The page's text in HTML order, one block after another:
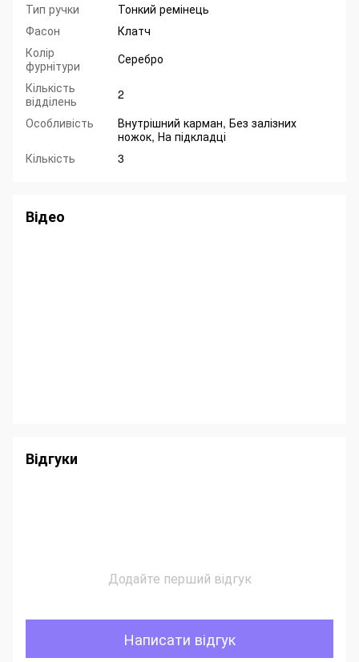
Тип ручки
Тонкий ремінець
Фасон
Клатч
Колір
фурнітури
Серебро
Кількість
відділень
2
Особливість
Внутрішний карман, Без залізних
ножок, На підкладці
Кількість
3
Відео
Відгуки
Додайте перший відгук
Написати відгук